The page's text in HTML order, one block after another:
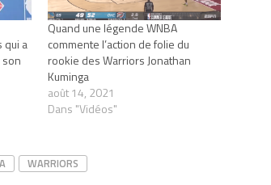
qui a
Quand une légende WNBA
commente l’action de folie du
rookie des Warriors Jonathan
Kuminga
août 14, 2021
Dans "Vidéos"
WARRIORS